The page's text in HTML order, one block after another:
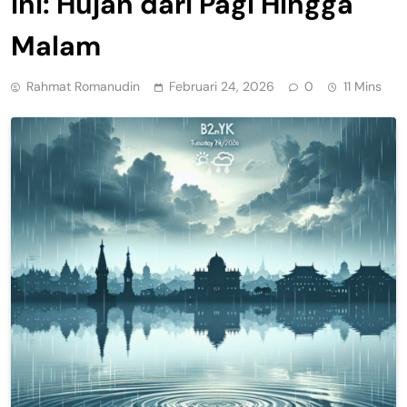
Malam
Rahmat Romanudin Februari 24, 2026 0 11 Mins